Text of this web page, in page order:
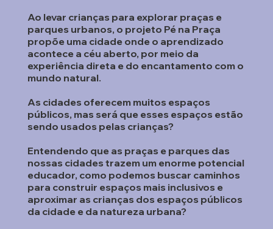
Ao levar crianças para explorar praças e
parques urbanos, o projeto Pé na Praça
propõe uma cidade onde o aprendizado
acontece a céu aberto, por meio da
experiência direta e do encantamento com o
mundo natural.
As cidades oferecem muitos espaços
públicos, mas será que esses espaços estão
sendo usados pelas crianças?
Entendendo que as praças e parques das
nossas cidades trazem um enorme potencial
educador, como podemos buscar caminhos
para construir espaços mais inclusivos e
aproximar as crianças dos espaços públicos
da cidade e da natureza urbana?